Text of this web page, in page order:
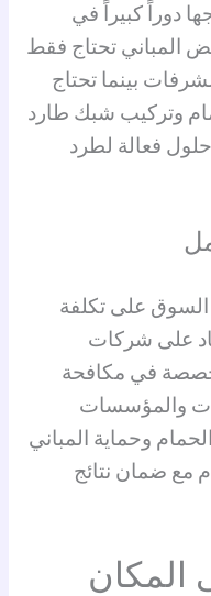
دوراً كبيراً في
المباني تحتاج فقط
بينما تحتاج
وتركيب شبك طارد
فعالة لطرد
على تكلفة
على شركات
في مكافحة
والمؤسسات
وحماية المباني
مع ضمان نتائج
المكان